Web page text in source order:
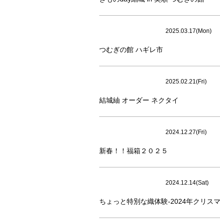
2025.03.17(Mon)
つむぎの館 ハギレ市
2025.02.21(Fri)
結城紬 オーダー ネクタイ
2024.12.27(Fri)
新春！！福箱２０２５
2024.12.14(Sat)
ちょっと特別な織体験‐2024年クリス